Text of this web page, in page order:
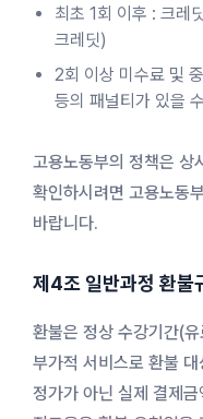
최초 1회 이후 : 크레
크레딧)
2회 이상 미수료 및
등의 패널티가 있을
고용노동부의 정책은 상
확인하시려면 고용노동
바랍니다.
제4조 일반과정 환불
환불은 정상 수강기간(
부가적 서비스로 환불
정가가 아닌 실제 결제